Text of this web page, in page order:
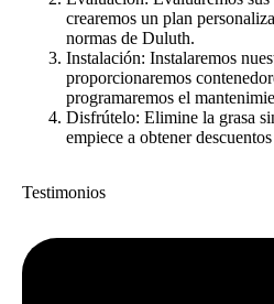
crearemos un plan
normas de Duluth.
Instalación: Instalaremos
proporcionaremos
programaremos el
Disfrútelo: Elimine la grasa
empiece a obtener
Testimonios